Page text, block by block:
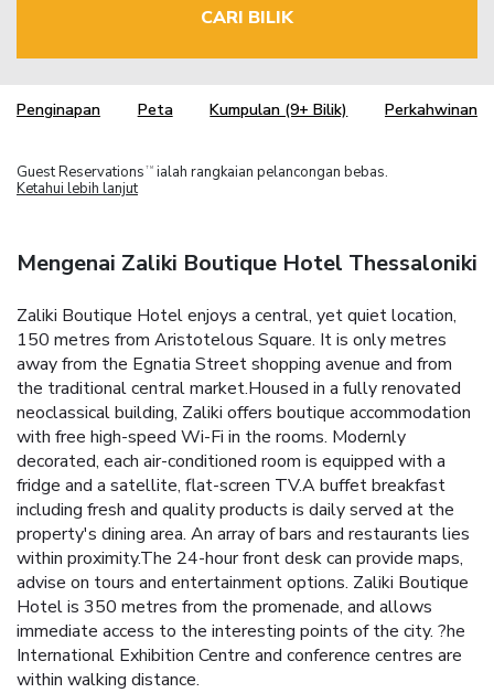
CARI BILIK
Penginapan Peta Kumpulan (9+ Bilik) Perkahwinan
Guest Reservations TM ialah rangkaian pelancongan bebas.
Ketahui lebih lanjut
Mengenai Zaliki Boutique Hotel Thessaloniki
Zaliki Boutique Hotel enjoys a central, yet quiet location,
150 metres from Aristotelous Square. It is only metres
away from the Egnatia Street shopping avenue and from
the traditional central market.Housed in a fully renovated
neoclassical building, Zaliki offers boutique accommodation
with free high-speed Wi-Fi in the rooms. Modernly
decorated, each air-conditioned room is equipped with a
fridge and a satellite, flat-screen TV.A buffet breakfast
including fresh and quality products is daily served at the
property's dining area. An array of bars and restaurants lies
within proximity.The 24-hour front desk can provide maps,
advise on tours and entertainment options. Zaliki Boutique
Hotel is 350 metres from the promenade, and allows
immediate access to the interesting points of the city. ?he
International Exhibition Centre and conference centres are
within walking distance.